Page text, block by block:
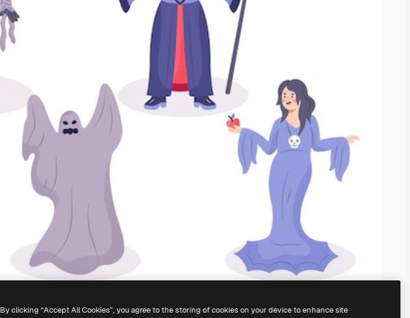
By clicking “Accept All Cookies”, you agree to the storing of cookies on your device to enhance site